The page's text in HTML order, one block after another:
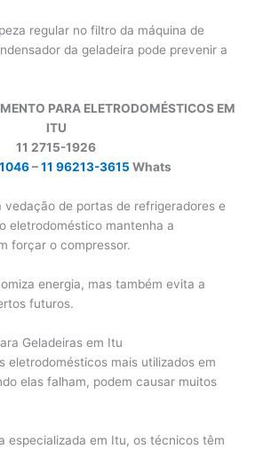
regular no filtro da máquina de
da geladeira pode prevenir a
PARA ELETRODOMÉSTICOS EM
ITU
11 2715-1926
–11 96213-3615 Whats
vedação de portas de refrigeradores e
eletrodoméstico mantenha a
forçar o compressor.
energia, mas também evita a
futuros.
Geladeiras em Itu
eletrodomésticos mais utilizados em
elas falham, podem causar muitos
especializada em Itu, os técnicos têm